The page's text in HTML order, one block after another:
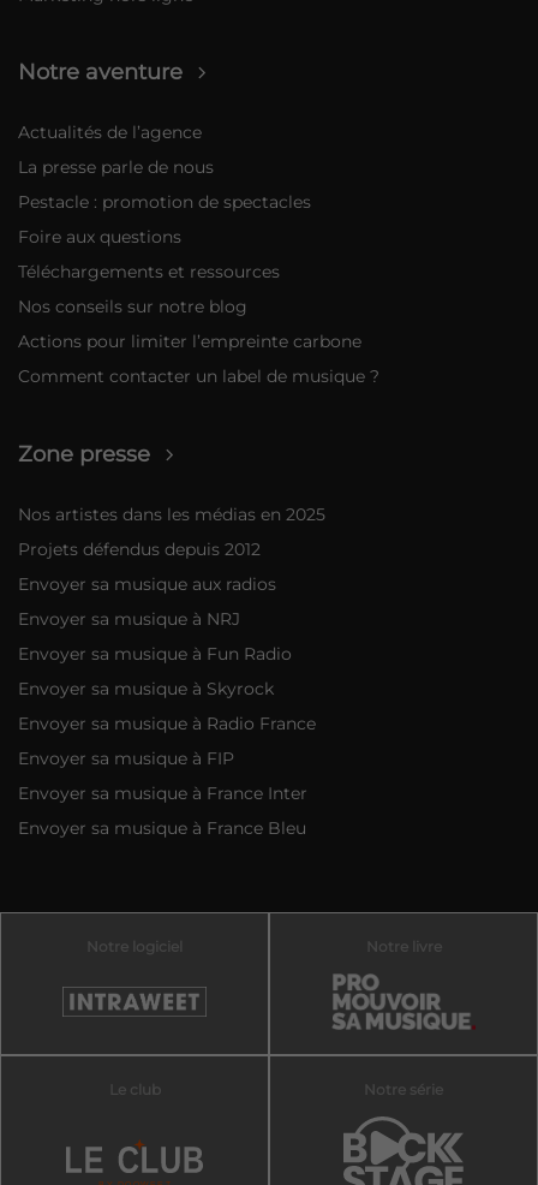
Notre aventure
Actualités de l’agence
La presse parle de nous
Pestacle : promotion de spectacles
Foire aux questions
Téléchargements et ressources
Nos conseils sur notre blog
Actions pour limiter l’empreinte carbone
Comment contacter un label de musique ?
Zone presse
Nos artistes dans les médias en 2025
Projets défendus depuis 2012
Envoyer sa musique aux radios
Envoyer sa musique à NRJ
Envoyer sa musique à Fun Radio
Envoyer sa musique à Skyrock
Envoyer sa musique à Radio France
Envoyer sa musique à FIP
Envoyer sa musique à France Inter
Envoyer sa musique à France Bleu
Notre logiciel Notre livre
Le club Notre série